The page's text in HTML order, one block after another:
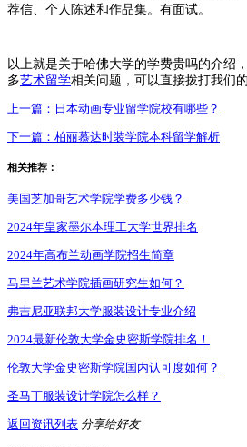
荐信、个人陈述和作品集。有面试。
以上就是关于哈佛大学的学费贵吗的介绍
多艺术留学相关问题，可以直接拨打我们的
上一篇： 日本动画专业留学院校有哪些？
下一篇： 柏丽慕达时装学院本科留学解析
相关推荐：
美国芝加哥艺术学院学费多少钱？
2024年皇家墨尔本理工大学世界排名
2024年高布兰动画学院招生简章
马里兰艺术学院插画研究生如何？
弗吉尼亚联邦大学服装设计专业介绍
2024最新伦敦大学金史密斯学院排名！
伦敦大学金史密斯学院国内认可度如何？
圣马丁服装设计学院怎么样？
返回资讯列表 分享给好友